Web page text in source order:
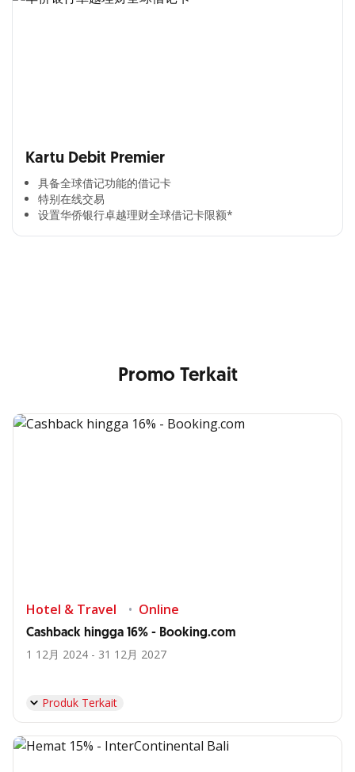
Kartu Debit Premier
具备全球借记功能的借记卡​
特别在线交易​
设置华侨银行卓越理财全球借记卡限额*​
Cross Selling Banner Global
Promo Terkait
Hotel & Travel Online
Cashback hingga 16% - Booking.com
1 12月 2024 - 31 12月 2027
Produk Terkait